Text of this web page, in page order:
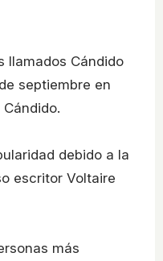
llamados Cándido
septiembre en
debido a la
escritor Voltaire
más